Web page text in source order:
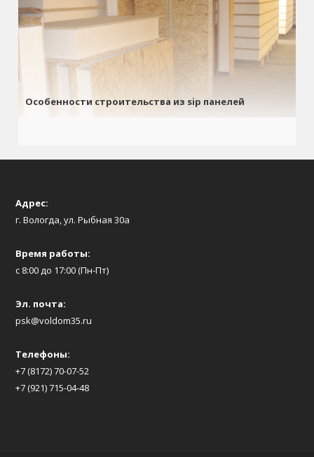
Особенности строительства из sip панелей
Адрес:
г. Вологда, ул. Рыбная 30а
Время работы:
с 8:00 до 17:00 (Пн-Пт)
Эл. почта:
psk@voldom35.ru
Телефоны:
+7 (8172) 70-07-52
+7 (921) 715-04-48